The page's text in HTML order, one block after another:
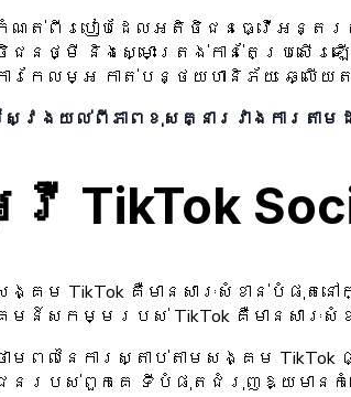
ត់ពីរបៀបដែលអតិថិជនធ្វើអន្តរក
នថ្មី និងស្មោះត្រង់កាន់តែប្រសើរឡ
រកែលម្អ កាត់បន្ថយហានិភ័យ ឆ្ល
ស្វែងយល់ពីភាពខុសគ្នារវាងការត
TikTok
សង្គម TikTok គឺមានសារៈសំខាន់បំ
ន៍សកម្មរបស់ TikTok គឺមានសារៈ
ថាមពលនៃការស្តាប់តាមសង្គម
បស់ពួកគេ ទីបំផុតជំរុញឱ្យមានកំណើ